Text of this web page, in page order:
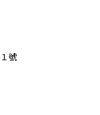
號